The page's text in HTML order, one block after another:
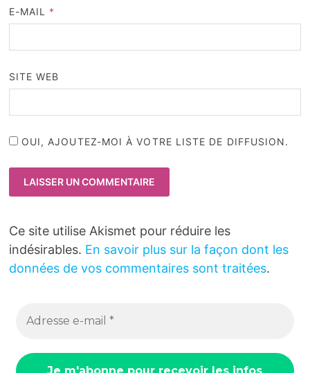
E-MAIL *
SITE WEB
OUI, AJOUTEZ-MOI À VOTRE LISTE DE DIFFUSION.
Ce site utilise Akismet pour réduire les
indésirables. En savoir plus sur la façon dont les
données de vos commentaires sont traitées.